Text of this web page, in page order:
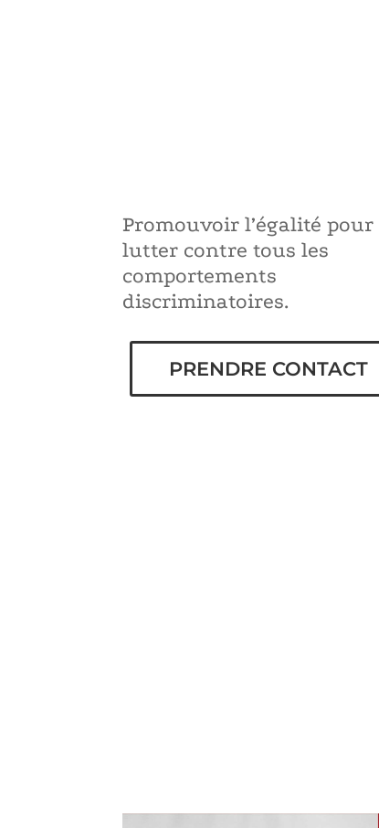
Promouvoir l’égalité pour
lutter contre tous les
comportements
discriminatoires.
PRENDRE CONTACT